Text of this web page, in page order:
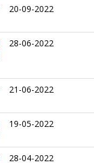
20-09-2022
28-06-2022
21-06-2022
19-05-2022
28-04-2022